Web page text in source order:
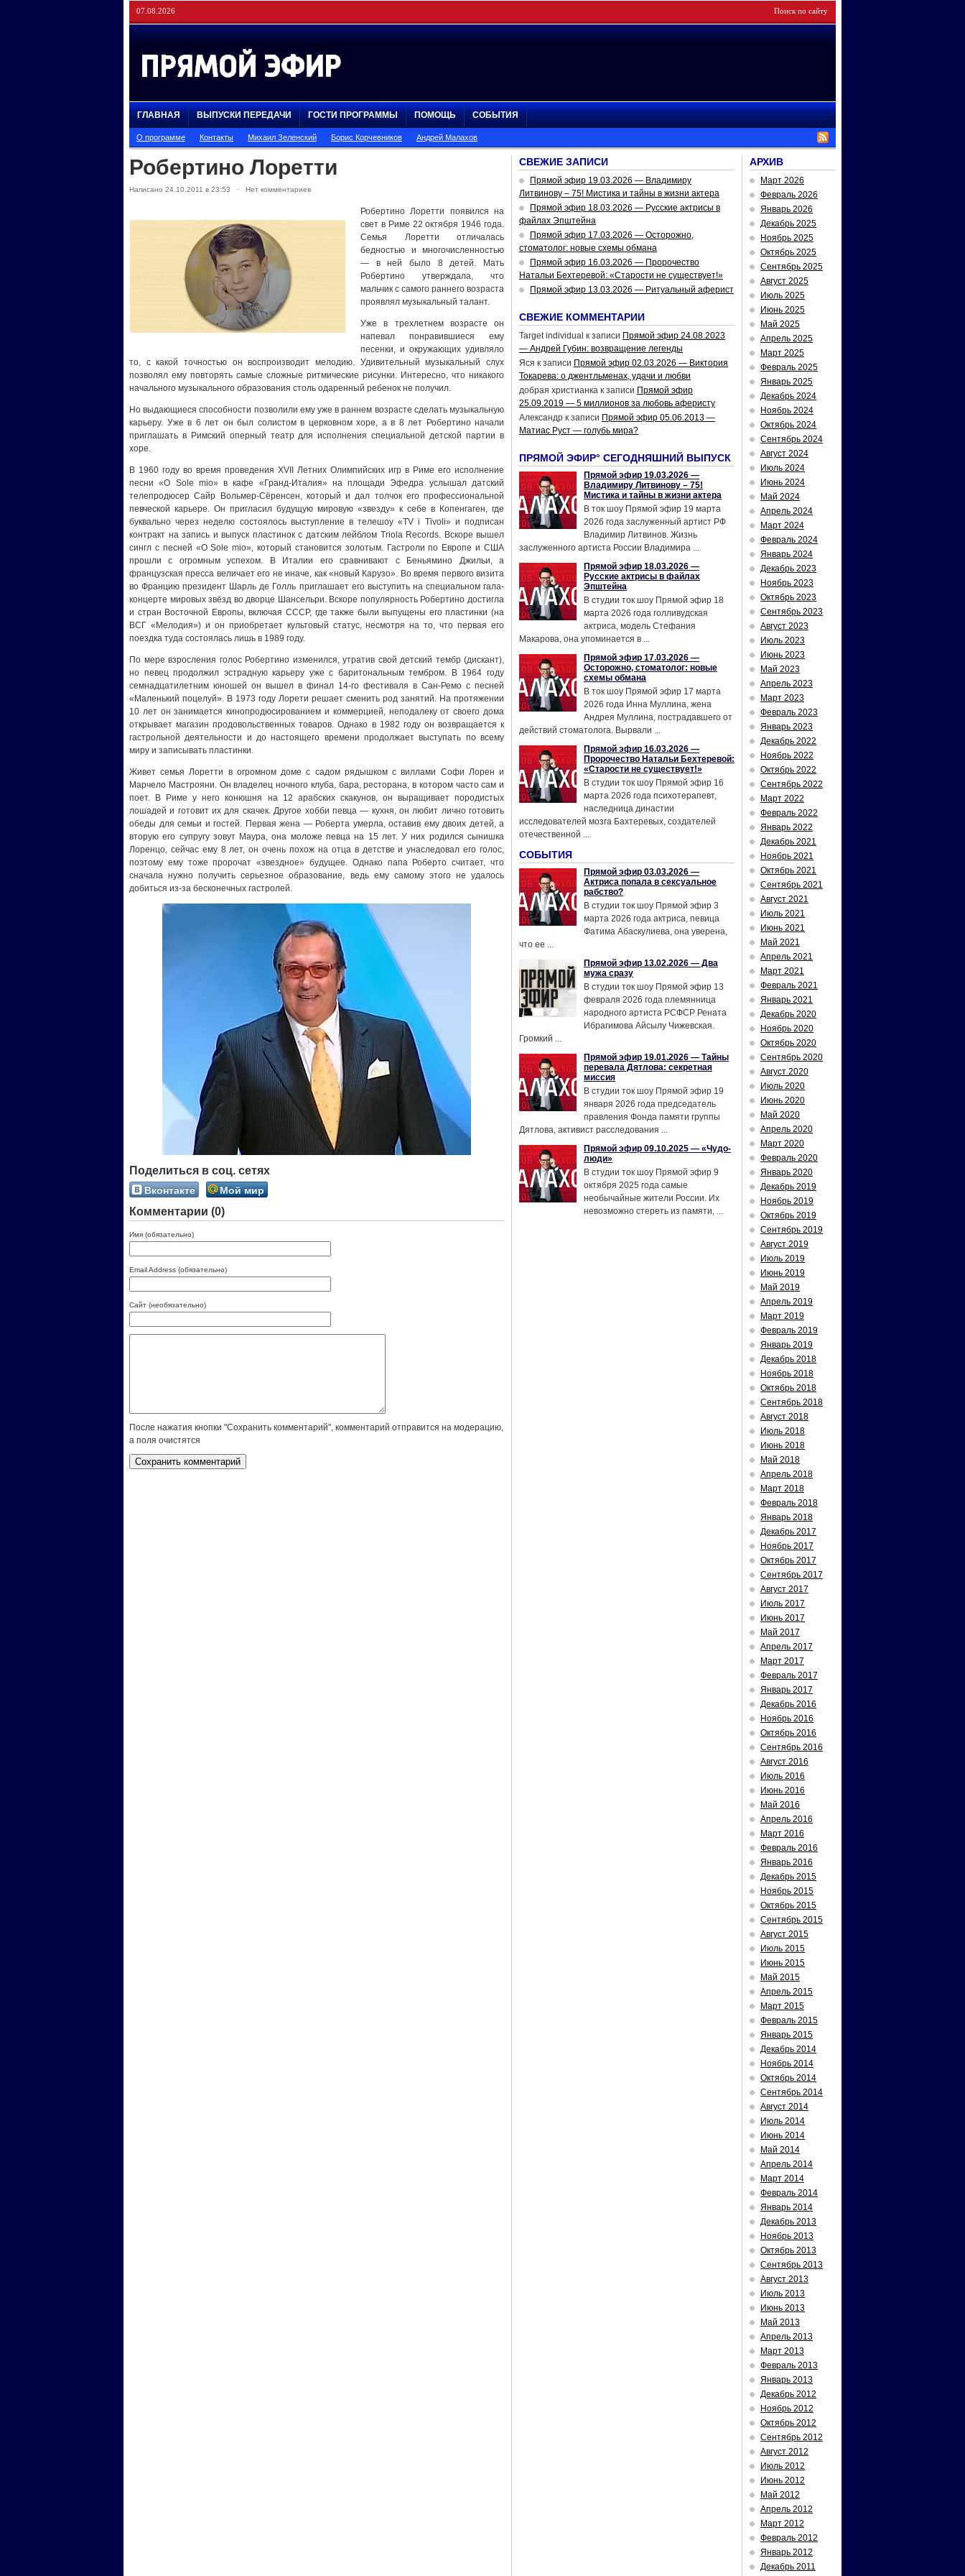
07.08.2026
ГЛАВНАЯ ВЫПУСКИ ПЕРЕДАЧИ ГОСТИ ПРОГРАММЫ ПОМОЩЬ СОБЫТИЯ
О программе Контакты Михаил Зеленский Борис Корчевников Андрей Малахов
Робертино Лоретти
Написано 24.10.2011 в 23:53 · Нет комментариев
Робертино Лоретти появился на
свет в Риме 22 октября 1946 года.
Семья Лоретти отличалась
бедностью и многочисленностью
— в ней было 8 детей. Мать
Робертино утверждала, что
мальчик с самого раннего возраста
проявлял музыкальный талант.
Уже в трехлетнем возрасте он
напевал понравившиеся ему
песенки, и окружающих удивляло
то, с какой точностью он воспроизводит мелодию. Удивительный музыкальный слух
позволял ему повторять самые сложные ритмические рисунки. Интересно, что никакого
начального музыкального образования столь одаренный ребенок не получил.
Но выдающиеся способности позволили ему уже в раннем возрасте сделать музыкальную
карьеру. Уже в 6 лет он был солистом в церковном хоре, а в 8 лет Робертино начали
приглашать в Римский оперный театр для исполнения специальной детской партии в
хоре.
В 1960 году во время проведения XVII Летних Олимпийских игр в Риме его исполнение
песни «O Sole mio» в кафе «Гранд-Италия» на площади Эфедра услышал датский
телепродюсер Сайр Вольмер-Сёренсен, который и дал толчок его профессиональной
певческой карьере. Он пригласил будущую мировую «звезду» к себе в Копенгаген, где
буквально через неделю состоялось выступление в телешоу «TV i Tivoli» и подписан
контракт на запись и выпуск пластинок с датским лейблом Triola Records. Вскоре вышел
сингл с песней «O Sole mio», который становится золотым. Гастроли по Европе и США
прошли с огромным успехом. В Италии его сравнивают с Беньямино Джильи, а
французская пресса величает его не иначе, как «новый Карузо». Во время первого визита
во Францию президент Шарль де Голль приглашает его выступить на специальном гала-
концерте мировых звёзд во дворце Шансельри. Вскоре популярность Робертино достигла
и стран Восточной Европы, включая CCCР, где также были выпущены его пластинки (на
ВСГ «Мелодия») и он приобретает культовый статус, несмотря на то, что первая его
поездка туда состоялась лишь в 1989 году.
По мере взросления голос Робертино изменился, утратив свой детский тембр (дискант),
но певец продолжил эстрадную карьеру уже с баритональным тембром. В 1964 году
семнадцатилетним юношей он вышел в финал 14-го фестиваля в Сан-Ремо с песней
«Маленький поцелуй». В 1973 году Лорети решает сменить род занятий. На протяжении
10 лет он занимается кинопродюсированием и коммерцией, неподалеку от своего дома
открывает магазин продовольственных товаров. Однако в 1982 году он возвращается к
гастрольной деятельности и до настоящего времени продолжает выступать по всему
миру и записывать пластинки.
Живет семья Лоретти в огромном доме с садом рядышком с виллами Софи Лорен и
Марчело Мастрояни. Он владелец ночного клуба, бара, ресторана, в котором часто сам и
поет. В Риме у него конюшня на 12 арабских скакунов, он выращивает породистых
лошадей и готовит их для скачек. Другое хобби певца — кухня, он любит лично готовить
обеды для семьи и гостей. Первая жена — Роберта умерла, оставив ему двоих детей, а
вторую его супругу зовут Маура, она моложе певца на 15 лет. У них родился сынишка
Лоренцо, сейчас ему 8 лет, он очень похож на отца в детстве и унаследовал его голос,
поэтому ему тоже пророчат «звездное» будущее. Однако папа Роберто считает, что
сначала нужно получить серьезное образование, ведь ему самому этого не удалось
добиться из-за бесконечных гастролей.
Поделиться в соц. сетях
Вконтакте Мой мир
Комментарии (0)
Имя (обязательно)
Email Address (обязательно)
Сайт (необязательно)
После нажатия кнопки "Сохранить комментарий", комментарий отправится на модерацию,
а поля очистятся
СВЕЖИЕ ЗАПИСИ
Прямой эфир 19.03.2026 — Владимиру
Литвинову – 75! Мистика и тайны в жизни актера
Прямой эфир 18.03.2026 — Русские актрисы в
файлах Эпштейна
Прямой эфир 17.03.2026 — Осторожно,
стоматолог: новые схемы обмана
Прямой эфир 16.03.2026 — Пророчество
Натальи Бехтеревой: «Старости не существует!»
Прямой эфир 13.03.2026 — Ритуальный аферист
СВЕЖИЕ КОММЕНТАРИИ
Target individual к записи Прямой эфир 24.08.2023
— Андрей Губин: возвращение легенды
Яся к записи Прямой эфир 02.03.2026 — Виктория
Токарева: о джентльменах, удачи и любви
добрая христианка к записи Прямой эфир
25.09.2019 — 5 миллионов за любовь аферисту
Александр к записи Прямой эфир 05.06.2013 —
Матиас Руст — голубь мира?
ПРЯМОЙ ЭФИР° СЕГОДНЯШНИЙ ВЫПУСК
Прямой эфир 19.03.2026 —
Владимиру Литвинову – 75!
Мистика и тайны в жизни актера
В ток шоу Прямой эфир 19 марта
2026 года заслуженный артист РФ
Владимир Литвинов. Жизнь
заслуженного артиста России Владимира ...
Прямой эфир 18.03.2026 —
Русские актрисы в файлах
Эпштейна
В студии ток шоу Прямой эфир 18
марта 2026 года голливудская
актриса, модель Стефания
Макарова, она упоминается в ...
Прямой эфир 17.03.2026 —
Осторожно, стоматолог: новые
схемы обмана
В ток шоу Прямой эфир 17 марта
2026 года Инна Муллина, жена
Андрея Муллина, пострадавшего от
действий стоматолога. Вырвали ...
Прямой эфир 16.03.2026 —
Пророчество Натальи Бехтеревой:
«Старости не существует!»
В студии ток шоу Прямой эфир 16
марта 2026 года психотерапевт,
наследница династии
исследователей мозга Бахтеревых, создателей
отечественной ...
СОБЫТИЯ
Прямой эфир 03.03.2026 —
Актриса попала в сексуальное
рабство?
В студии ток шоу Прямой эфир 3
марта 2026 года актриса, певица
Фатима Абаскулиева, она уверена,
что ее ...
Прямой эфир 13.02.2026 — Два
мужа сразу
В студии ток шоу Прямой эфир 13
февраля 2026 года племянница
народного артиста РСФСР Рената
Ибрагимова Айсылу Чижевская.
Громкий ...
Прямой эфир 19.01.2026 — Тайны
перевала Дятлова: секретная
миссия
В студии ток шоу Прямой эфир 19
января 2026 года председатель
правления Фонда памяти группы
Дятлова, активист расследования ...
Прямой эфир 09.10.2025 — «Чудо-
люди»
В студии ток шоу Прямой эфир 9
октября 2025 года самые
необычайные жители России. Их
невозможно стереть из памяти, ...
АРХИВ
Март 2026
Февраль 2026
Январь 2026
Декабрь 2025
Ноябрь 2025
Октябрь 2025
Сентябрь 2025
Август 2025
Июль 2025
Июнь 2025
Май 2025
Апрель 2025
Март 2025
Февраль 2025
Январь 2025
Декабрь 2024
Ноябрь 2024
Октябрь 2024
Сентябрь 2024
Август 2024
Июль 2024
Июнь 2024
Май 2024
Апрель 2024
Март 2024
Февраль 2024
Январь 2024
Декабрь 2023
Ноябрь 2023
Октябрь 2023
Сентябрь 2023
Август 2023
Июль 2023
Июнь 2023
Май 2023
Апрель 2023
Март 2023
Февраль 2023
Январь 2023
Декабрь 2022
Ноябрь 2022
Октябрь 2022
Сентябрь 2022
Март 2022
Февраль 2022
Январь 2022
Декабрь 2021
Ноябрь 2021
Октябрь 2021
Сентябрь 2021
Август 2021
Июль 2021
Июнь 2021
Май 2021
Апрель 2021
Март 2021
Февраль 2021
Январь 2021
Декабрь 2020
Ноябрь 2020
Октябрь 2020
Сентябрь 2020
Август 2020
Июль 2020
Июнь 2020
Май 2020
Апрель 2020
Март 2020
Февраль 2020
Январь 2020
Декабрь 2019
Ноябрь 2019
Октябрь 2019
Сентябрь 2019
Август 2019
Июль 2019
Июнь 2019
Май 2019
Апрель 2019
Март 2019
Февраль 2019
Январь 2019
Декабрь 2018
Ноябрь 2018
Октябрь 2018
Сентябрь 2018
Август 2018
Июль 2018
Июнь 2018
Май 2018
Апрель 2018
Март 2018
Февраль 2018
Январь 2018
Декабрь 2017
Ноябрь 2017
Октябрь 2017
Сентябрь 2017
Август 2017
Июль 2017
Июнь 2017
Май 2017
Апрель 2017
Март 2017
Февраль 2017
Январь 2017
Декабрь 2016
Ноябрь 2016
Октябрь 2016
Сентябрь 2016
Август 2016
Июль 2016
Июнь 2016
Май 2016
Апрель 2016
Март 2016
Февраль 2016
Январь 2016
Декабрь 2015
Ноябрь 2015
Октябрь 2015
Сентябрь 2015
Август 2015
Июль 2015
Июнь 2015
Май 2015
Апрель 2015
Март 2015
Февраль 2015
Январь 2015
Декабрь 2014
Ноябрь 2014
Октябрь 2014
Сентябрь 2014
Август 2014
Июль 2014
Июнь 2014
Май 2014
Апрель 2014
Март 2014
Февраль 2014
Январь 2014
Декабрь 2013
Ноябрь 2013
Октябрь 2013
Сентябрь 2013
Август 2013
Июль 2013
Июнь 2013
Май 2013
Апрель 2013
Март 2013
Февраль 2013
Январь 2013
Декабрь 2012
Ноябрь 2012
Октябрь 2012
Сентябрь 2012
Август 2012
Июль 2012
Июнь 2012
Май 2012
Апрель 2012
Март 2012
Февраль 2012
Январь 2012
Декабрь 2011